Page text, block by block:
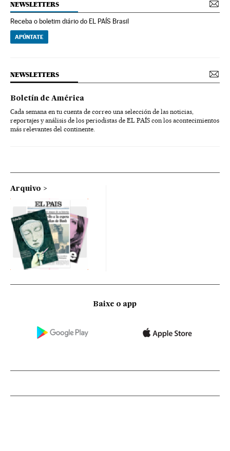
NEWSLETTERS
Receba o boletim diário do EL PAÍS Brasil
APÚNTATE
NEWSLETTERS
Boletín de América
Cada semana en tu cuenta de correo una selección de las noticias,
reportajes y análisis de los periodistas de EL PAÍS con los acontecimientos
más relevantes del continente.
Arquivo
Baixe o app